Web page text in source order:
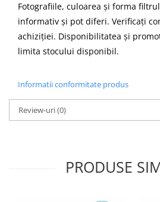
Fotografiile, culoarea și forma
informativ și pot diferi. Verificați
achiziției. Disponibilitatea și
limita stocului disponibil.
Informatii conformitate produs
Review-uri(0)
PRODUSE